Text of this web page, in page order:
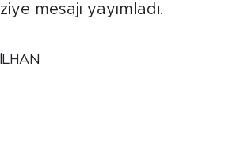
mesajı yayımladı.